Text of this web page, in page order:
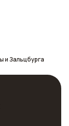
и Зальцбурга